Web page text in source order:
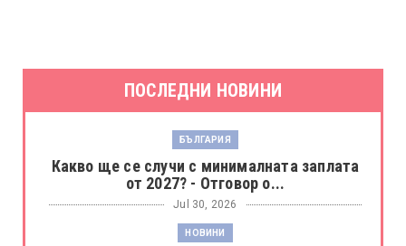
ПОСЛЕДНИ НОВИНИ
БЪЛГАРИЯ
Какво ще се случи с минималната заплата
от 2027? - Отговор о...
Jul 30, 2026
НОВИНИ